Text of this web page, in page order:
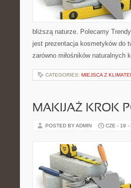
bliższą naturze. Polecamy
jest prezentacja kosmetyków do
zarówno miłośników naturalnych
CATEGORIES: MIEJSCA Z
MAKIJAŻ KROK
POSTED BY ADMIN CZE - 19 -